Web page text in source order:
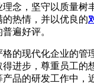
念，坚守以质量树
热情，并以优良的
遍好评。
现代化企业的管
进步，尊重员工的
产品的研发工作中，